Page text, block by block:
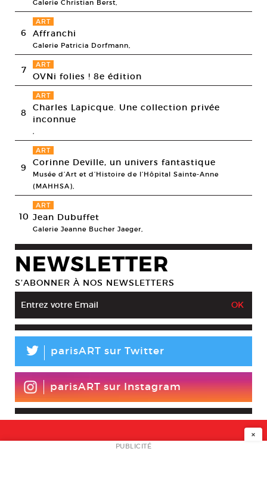
Galerie Christian Berst,
6
ART
Affranchi
Galerie Patricia Dorfmann,
7 ART
OVNi folies ! 8e édition
8
ART
Charles Lapicque. Une collection privée
inconnue
,
9
ART
Corinne Deville, un univers fantastique
Musée d’Art et d’Histoire de l’Hôpital Sainte-Anne
(MAHHSA),
10
ART
Jean Dubuffet
Galerie Jeanne Bucher Jaeger,
NEWSLETTER
S’ABONNER À NOS NEWSLETTERS
L parisART sur Twitter
parisART sur Instagram
NEWSLETTER
×
PUBLICITÉ